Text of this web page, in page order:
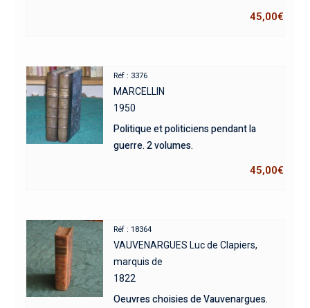
45,00€
Réf : 3376
MARCELLIN
1950
Politique et politiciens pendant la
guerre. 2 volumes.
45,00€
Réf : 18364
VAUVENARGUES Luc de Clapiers,
marquis de
1822
Oeuvres choisies de Vauvenargues.